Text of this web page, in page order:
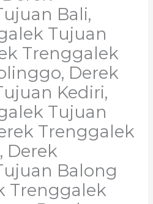
Bali,
Tujuan
Trenggalek
Derek
Kediri,
Tujuan
Trenggalek
Derek
Balong
Trenggalek